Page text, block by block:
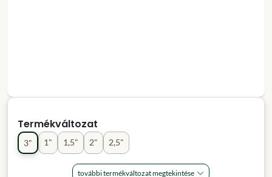
Termékváltozat
1" 1,5" 2" 2,5"
3"
további termékváltozat megtekintése